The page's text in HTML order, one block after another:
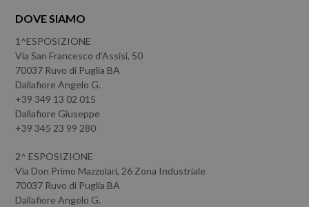
DOVE SIAMO
1^ESPOSIZIONE
Via San Francesco d'Assisi, 50
70037 Ruvo di Puglia BA
Dallafiore Angelo G.
+39 349 13 02 015
Dallafiore Giuseppe
+39 345 23 99 280
2^ ESPOSIZIONE
Via Don Primo Mazzolari, 26 Zona Industriale
70037 Ruvo di Puglia BA
Dallafiore Angelo G.